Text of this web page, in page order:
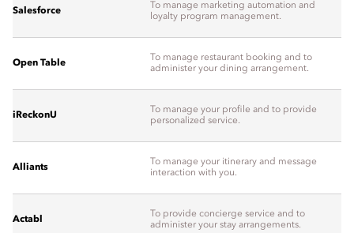
Salesforce
To manage marketing automation and
loyalty program management.
Open Table
To manage restaurant booking and to
administer your dining arrangement.
iReckonU
To manage your profile and to provide
personalized service.
Alliants
To manage your itinerary and message
interaction with you.
Actabl
To provide concierge service and to
administer your stay arrangements.